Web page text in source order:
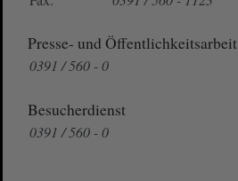
Presse- und Öffentlichkeitsarbeit
0391 / 560 - 0
Besucherdienst
0391 / 560 - 0